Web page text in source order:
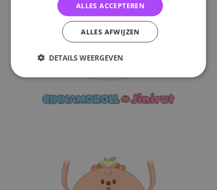
ALLES ACCEPTEREN
ALLES AFWIJZEN
DETAILS WEERGEVEN